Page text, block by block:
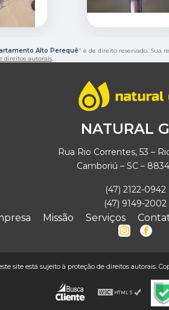
Alto Perequê" é de direito reservado. Sua
direitos autorais.
NATURAL
Rua Rio Correntes, 53 –
Camboriú – SC –
(47) 2122-0942
(47) 9149-2002
Missão Serviços
site está sujeito à proteção de direitos autorais.